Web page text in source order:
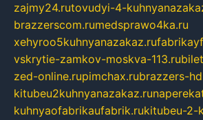
zajmy24.rutovudyi-4-
brazzerscom.rumedsprawo4ka.ru
xehyroo5kuhnyanazakaz.ru
vskrytie-zamkov-moskva-113.ru
zed-online.rupimchax.rubrazzers-
kitubeu2kuhnyanazakaz.ru
kuhnyaofabrikaufabrik.rukitubeu-2-